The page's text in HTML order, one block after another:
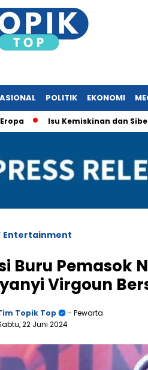
POLITIK EKONOMI
Isu Kemiskinan dan Siber
Entertainment
Buru Pemasok
Virgoun
Topik Top
- Pewarta
22 Juni 2024